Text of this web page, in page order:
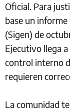
Oficial. Para
base un informe
(Sigen) de
Ejecutivo llega
control interno
requieren
La comunidad